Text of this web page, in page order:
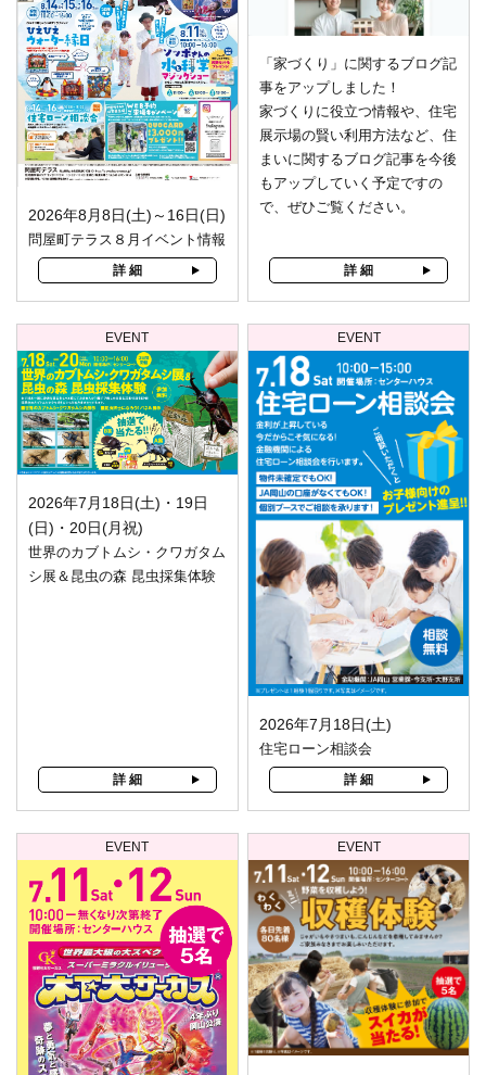
2026年8月8日(土)～16日(日)
問屋町テラス８月イベント情報
詳 細
「家づくり」に関するブログ記
事をアップしました！
家づくりに役立つ情報や、住宅
展示場の賢い利用方法など、住
まいに関するブログ記事を今後
もアップしていく予定ですの
で、ぜひご覧ください。
詳 細
EVENT
2026年7月18日(土)・19日
(日)・20日(月祝)
世界のカブトムシ・クワガタム
シ展＆昆虫の森 昆虫採集体験
詳 細
EVENT
2026年7月18日(土)
住宅ローン相談会
詳 細
EVENT EVENT